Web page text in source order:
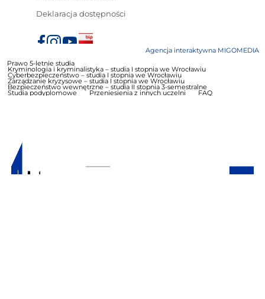
Deklaracja dostępności
Agencja interaktywna MIGOMEDIA
Prawo 5-letnie studia
Kryminologia i kryminalistyka – studia I stopnia we Wrocławiu
Cyberbezpieczeństwo – studia I stopnia we Wrocławiu
Zarządzanie kryzysowe – studia I stopnia we Wrocławiu
Bezpieczeństwo wewnętrzne – studia II stopnia 3-semestralne
Studia podyplomowe Przeniesienia z innych uczelni FAQ